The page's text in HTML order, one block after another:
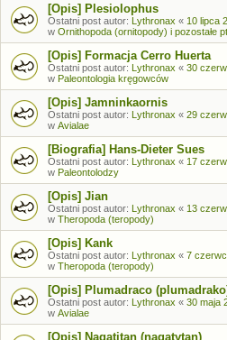
[Opis] Plesiolophus
Ostatni post autor: Lythronax « 10 lipca
w Ornithopoda (ornitopody) i pozostałe
[Opis] Formacja Cerro Huerta
Ostatni post autor: Lythronax « 30
w Paleontologia kręgowców
[Opis] Jamninkaornis
Ostatni post autor: Lythronax « 29
w Avialae
[Biografia] Hans-Dieter Sues
Ostatni post autor: Lythronax « 17
w Paleontolodzy
[Opis] Jian
Ostatni post autor: Lythronax « 13
w Theropoda (teropody)
[Opis] Kank
Ostatni post autor: Lythronax « 7
w Theropoda (teropody)
[Opis] Plumadraco
Ostatni post autor: Lythronax « 30 maja
w Avialae
[Opis] Nagatitan (nagatytan)